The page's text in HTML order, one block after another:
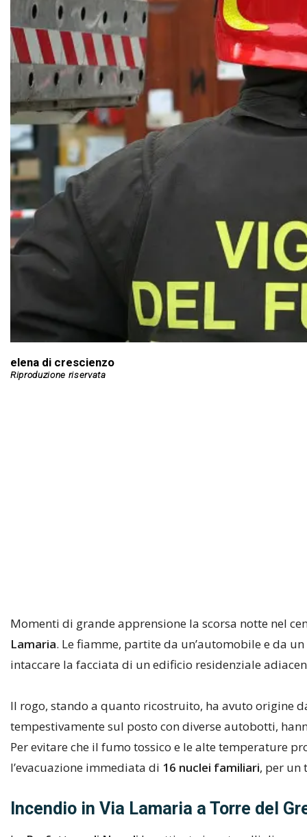
elena di crescienzo
Momenti di grande apprensione la scorsa notte nel
Lamaria. Le fiamme, partite da un’automobile e da
intaccare la facciata di un edificio residenziale
Il rogo, stando a quanto ricostruito, ha avuto origine
tempestivamente sul posto con diverse autobotti,
Per evitare che il fumo tossico e le alte temperature
l’evacuazione immediata di 16 nuclei familiari, per un
Incendio in Via Lamaria a Torre del